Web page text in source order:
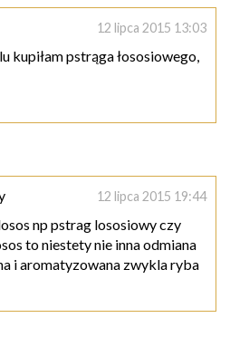
12 lipca 2015 13:03
kupiłam pstrąga łososiowego,
12 lipca 2015 19:44
np pstrag lososiowy czy
to niestety nie inna odmiana
i aromatyzowana zwykla ryba